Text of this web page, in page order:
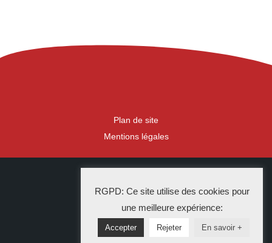
Plan de site
Mentions légales
La Solution Immo
RGPD: Ce site utilise des cookies pour
une meilleure expérience:
Accepter Rejeter En savoir +